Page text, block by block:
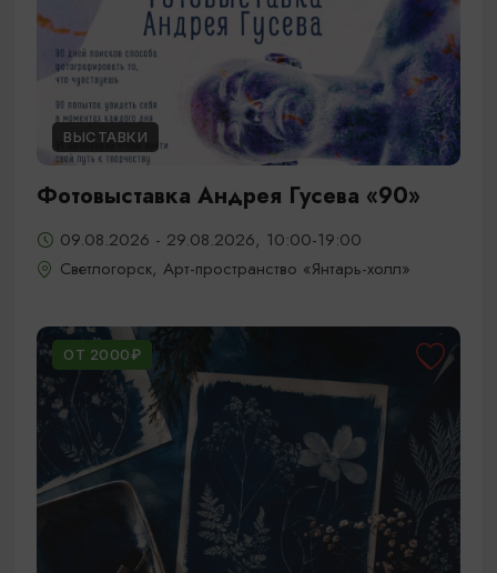
ВЫСТАВКИ
Фотовыставка Андрея Гусева «90»
09.08.2026 - 29.08.2026, 10:00-19:00
Светлогорск, Арт-пространство «Янтарь-холл»
ОТ 2000₽